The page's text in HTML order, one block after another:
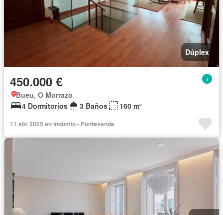
Dúplex
450.000 €
Bueu, O Morrazo
4 Dormitorios
3 Baños 160 m²
11 abr 2025 en Indomio - Pontevende